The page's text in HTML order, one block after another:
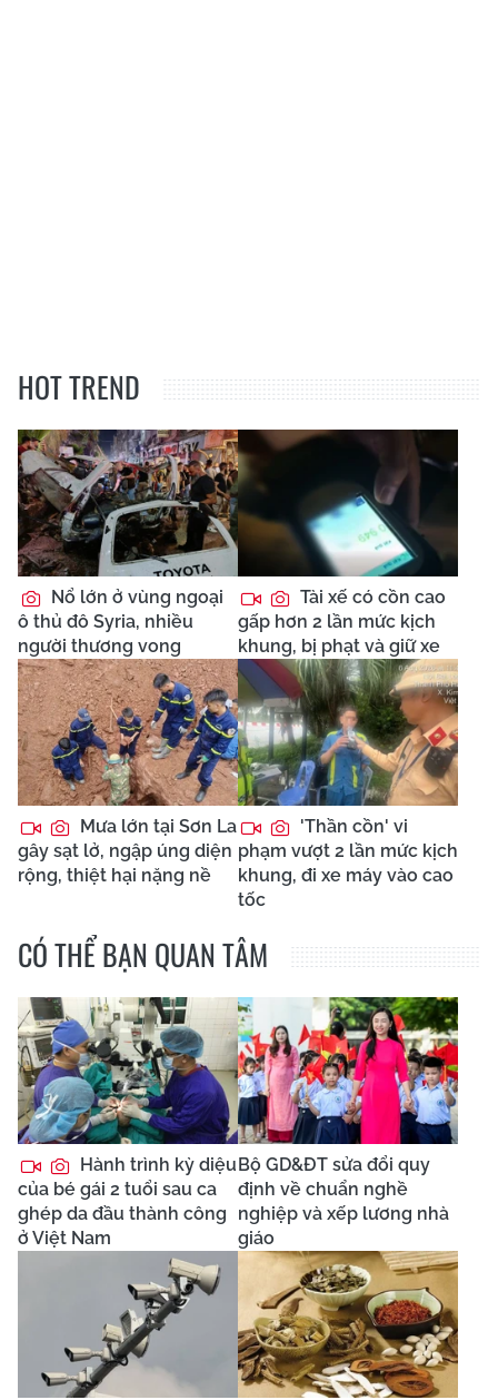
HOT TREND
Nổ lớn ở vùng ngoại
ô thủ đô Syria, nhiều
người thương vong
Tài xế có cồn cao
gấp hơn 2 lần mức kịch
khung, bị phạt và giữ xe
Mưa lớn tại Sơn La
gây sạt lở, ngập úng diện
rộng, thiệt hại nặng nề
'Thần cồn' vi
phạm vượt 2 lần mức kịch
khung, đi xe máy vào cao
tốc
CÓ THỂ BẠN QUAN TÂM
Hành trình kỳ diệu
của bé gái 2 tuổi sau ca
ghép da đầu thành công
ở Việt Nam
Bộ GD&ĐT sửa đổi quy
định về chuẩn nghề
nghiệp và xếp lương nhà
giáo